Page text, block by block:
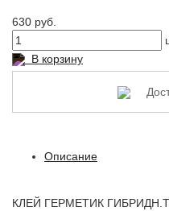
630 руб.
В корзину
Описание
КЛЕЙ ГЕРМЕТИК